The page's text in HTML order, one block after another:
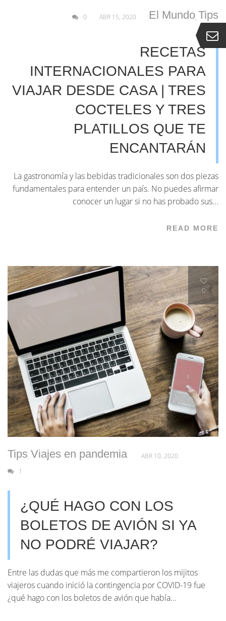
El Mundo, Tips
ABR 15, 2020
0
RECETAS
INTERNACIONALES PARA
VIAJAR DESDE CASA | TRES
COCTELES Y TRES
PLATILLOS QUE TE
ENCANTARÁN
La gastronomía y las bebidas tradicionales son dos piezas
fundamentales para entender un país. No puedes afirmar
conocer un lugar si no has probado sus...
READ MORE
0
Tips, Viajes en pandemia
ABR 10, 2020
1
¿QUÉ HAGO CON LOS
BOLETOS DE AVIÓN SI YA
NO PODRÉ VIAJAR?
Entre las dudas que más me compartieron los mijitos
viajeros cuando inició la contingencia por COVID-19 fue
¿qué hago con los boletos de avión que había...